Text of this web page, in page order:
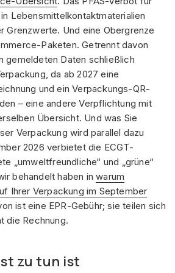
Lebensmittelkontaktmaterialien
Grenzwerte. Und eine Obergrenze
Paketen. Getrennt davon
gemeldeten Daten schließlich
da ab 2027 eine
und ein Verpackungs-QR-
– eine andere Verpflichtung mit
Übersicht. Und was Sie
Verpackung wird parallel dazu
2026 verbietet die ECGT-
„umweltfreundliche“ und „grüne“
behandelt haben inwarum
Ihrer Verpackung im September
ist eine EPR-Gebühr; sie teilen sich
die Rechnung.
zu tun ist